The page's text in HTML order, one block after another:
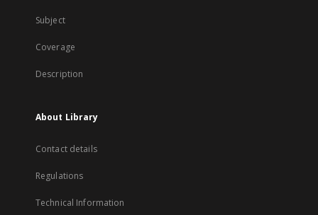
Subject
Coverage
Description
About Library
Contact details
Regulations
Technical Information